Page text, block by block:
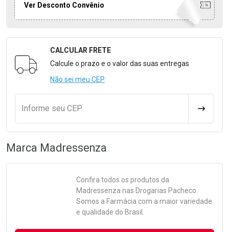
Ver Desconto Convênio
Formulário para Calcular o Frete
CALCULAR FRETE
Calcule o prazo e o valor das suas entregas
Não sei meu CEP
Informe seu CEP
Marca Madressenza
Confira todos os produtos da
Madressenza nas Drogarias Pacheco.
Somos a Farmácia com a maior variedade
e qualidade do Brasil.